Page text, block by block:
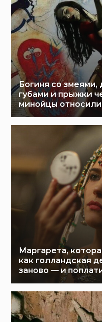
Богиня со змеями,
губами и прыжки
минойцы
Маргарета,
как голландская
заново — и